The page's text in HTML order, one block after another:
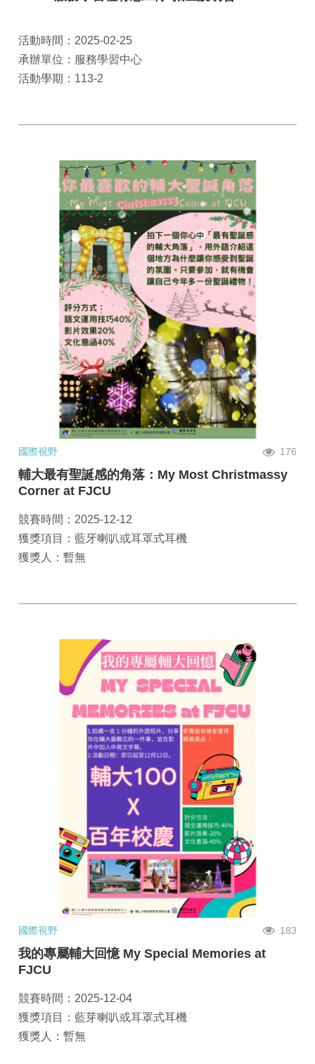
活動時間：2025-02-25
承辦單位：服務學習中心
活動學期：113-2
國際視野 176
輔大最有聖誕感的角落：My Most Christmassy
Corner at FJCU
競賽時間：2025-12-12
獲獎項目：藍牙喇叭或耳罩式耳機
獲獎人：暫無
國際視野 183
我的專屬輔大回憶 My Special Memories at
FJCU
競賽時間：2025-12-04
獲獎項目：藍芽喇叭或耳罩式耳機
獲獎人：暫無